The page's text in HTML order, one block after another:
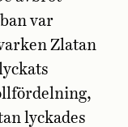
var
Zlatan
lyckades